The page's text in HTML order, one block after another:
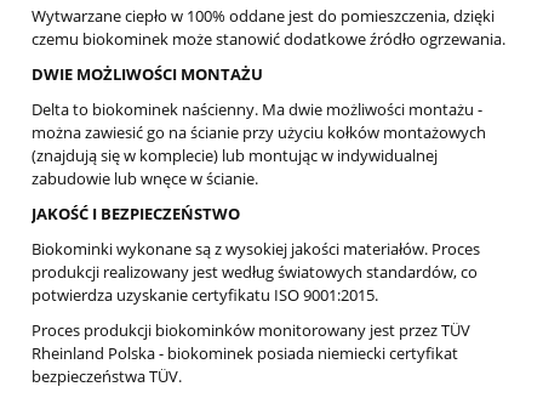
Wytwarzane ciepło w 100% oddane jest do pomieszczenia, dzięki
czemu biokominek może stanowić dodatkowe źródło ogrzewania.
DWIE MOŻLIWOŚCI MONTAŻU
Delta to biokominek naścienny. Ma dwie możliwości montażu -
można zawiesić go na ścianie przy użyciu kołków montażowych
(znajdują się w komplecie) lub montując w indywidualnej
zabudowie lub wnęce w ścianie.
JAKOŚĆ I BEZPIECZEŃSTWO
Biokominki wykonane są z wysokiej jakości materiałów. Proces
produkcji realizowany jest według światowych standardów, co
potwierdza uzyskanie certyfikatu ISO 9001:2015.
Proces produkcji biokominków monitorowany jest przez TÜV
Rheinland Polska - biokominek posiada niemiecki certyfikat
bezpieczeństwa TÜV.